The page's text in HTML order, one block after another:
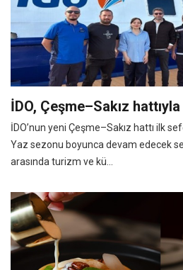
İDO, Çeşme–Sakız
İDO’nun yeni Çeşme–Sakız hattı ilk
Yaz sezonu boyunca devam edecek
arasında turizm ve kü...